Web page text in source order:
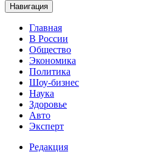
Навигация
Главная
В России
Общество
Экономика
Политика
Шоу-бизнес
Наука
Здоровье
Авто
Эксперт
Редакция